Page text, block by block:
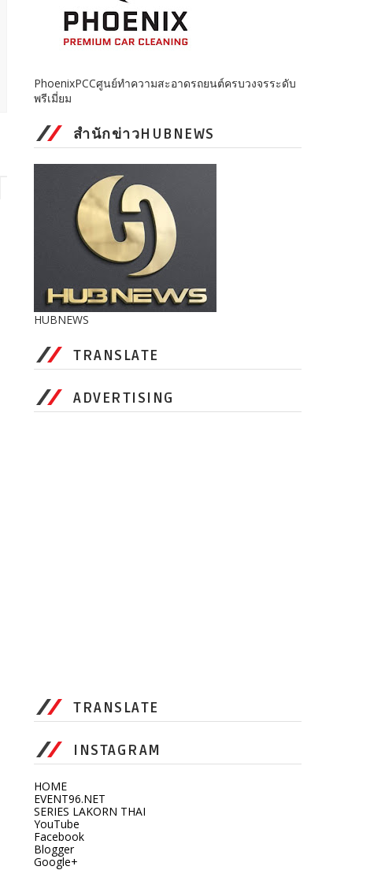
PhoenixPCCศูนย์ทำความสะอาดรถยนต์ครบวงจรระดับ
พรีเมี่ยม
สำนักข่าวHUBNEWS
HUBNEWS
TRANSLATE
ADVERTISING
TRANSLATE
INSTAGRAM
HOME
EVENT96.NET
SERIES LAKORN THAI
YouTube
Facebook
Blogger
Google+